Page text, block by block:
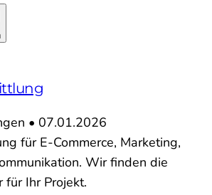
• 07.01.2026
für E-Commerce, Marketing,
Wir finden die
für Ihr Projekt.